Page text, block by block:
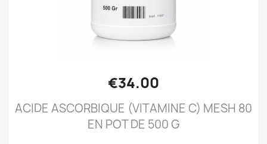
€34.00
ACIDE ASCORBIQUE (VITAMINE C) MESH 80
EN POT DE 500 G